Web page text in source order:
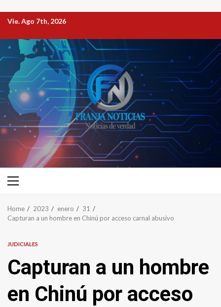
Vie. Ago 7th, 2026
Home 2023 enero
31
Capturan a un hombre en Chinú por acceso carnal abusivo
JUDICIALES
Capturan a un hombre
en Chinú por acceso